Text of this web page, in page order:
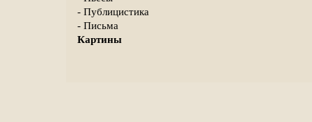
- Публицистика
- Письма
Картины